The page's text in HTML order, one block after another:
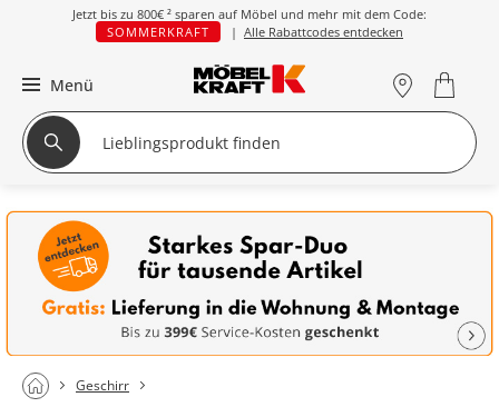
Jetzt bis zu 800€ ² sparen auf Möbel und mehr mit dem Code:
SOMMERKRAFT
| Alle Rabattcodes entdecken
Menü
Geschirr